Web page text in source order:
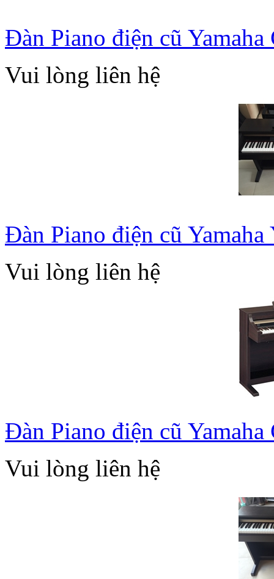
Đàn Piano điện cũ Yamaha
Vui lòng liên hệ
Đàn Piano điện cũ Yamaha
Vui lòng liên hệ
Đàn Piano điện cũ Yamaha
Vui lòng liên hệ